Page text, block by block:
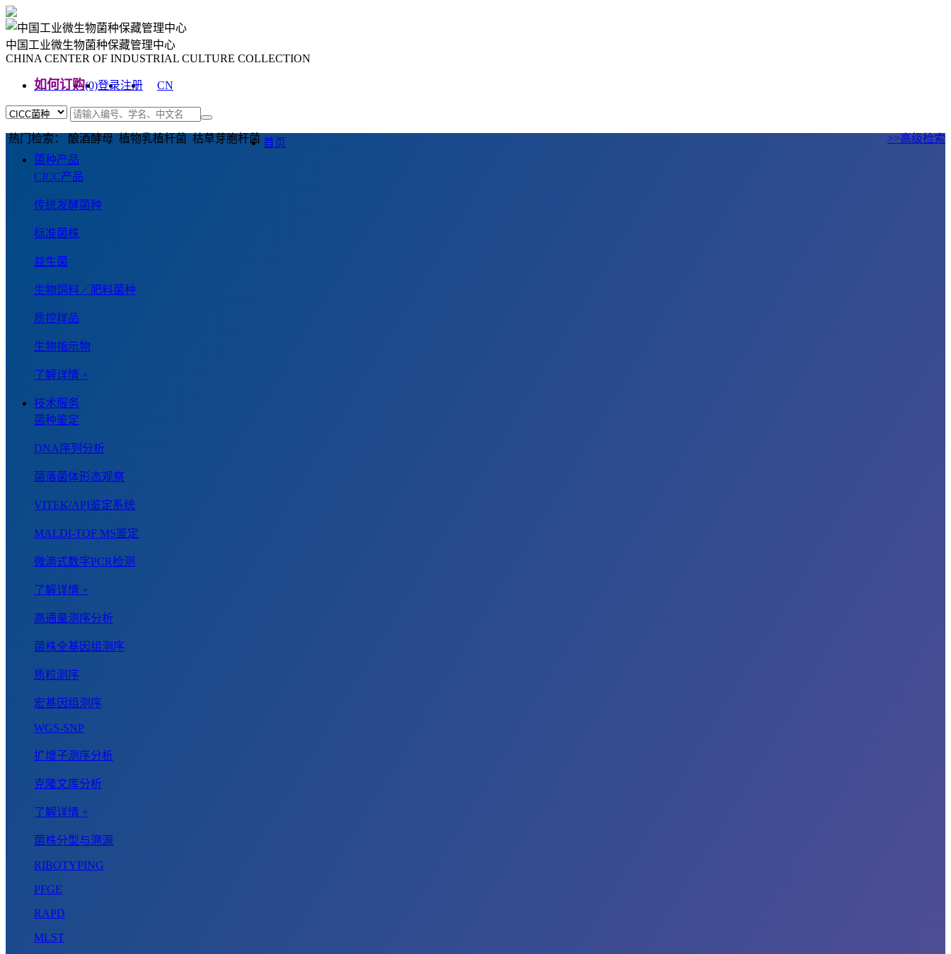
中国工业微生物菌种保藏管理中心
CHINA CENTER OF INDUSTRIAL CULTURE COLLECTION
如何订购(0)登录注册
CN
热门检索： 酿酒酵母 植物乳植杆菌 枯草芽胞杆菌 >>高级检索
首页
菌种产品
CICC产品
传统发酵菌种
标准菌株
益生菌
生物饲料／肥料菌种
质控样品
生物指示物
了解详情 +
技术服务
菌种鉴定
DNA序列分析
菌落菌体形态观察
VITEK/API鉴定系统
MALDI-TOF MS鉴定
微滴式数字PCR检测
了解详情 +
高通量测序分析
菌株全基因组测序
质粒测序
宏基因组测序
WGS-SNP
扩增子测序分析
克隆文库分析
了解详情 +
菌株分型与溯源
RIBOTYPING
PFGE
RAPD
MLST